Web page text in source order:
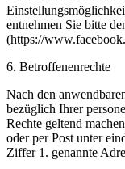
entnehmen Sie bitte
(https://
6. Betroffenenrechte
Nach den
bezüglich Ihrer
Rechte geltend
oder per Post unter
Ziffer 1. genannte